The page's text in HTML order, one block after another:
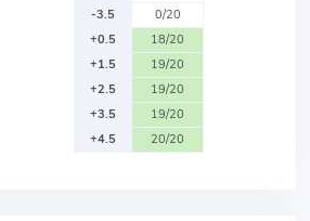
-3.5
0/20
+0.5
18/20
+1.5
19/20
+2.5
19/20
+3.5
19/20
+4.5
20/20